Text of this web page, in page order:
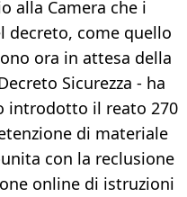
alla Camera che i
decreto, come quello
ora in attesa della
Sicurezza - ha
introdotto il reato 270
di materiale
con la reclusione
online di istruzioni